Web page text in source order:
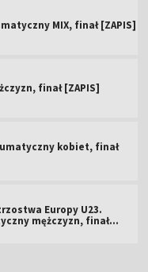
MIX, finał [ZAPIS]
finał [ZAPIS]
kobiet, finał
Europy U23.
mężczyzn, finał